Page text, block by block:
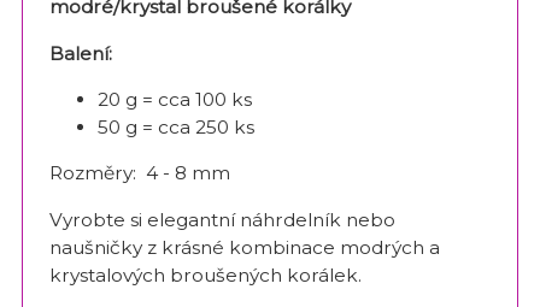
modré/krystal broušené korálky
Balení:
20 g = cca 100 ks
50 g = cca 250 ks
Rozměry: 4 - 8 mm
Vyrobte si elegantní náhrdelník nebo
naušničky z krásné kombinace modrých a
krystalových broušených korálek.